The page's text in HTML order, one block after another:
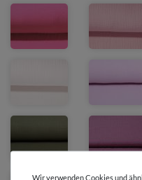
Wir verwenden Cookies und